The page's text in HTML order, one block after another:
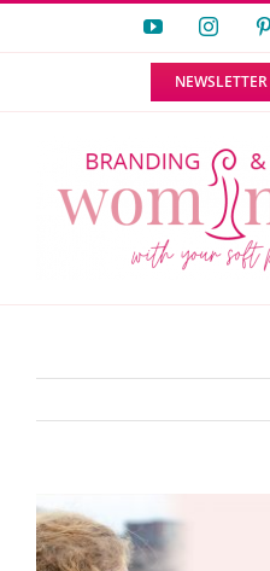
YouTube
NEWSLETTER
Zeige
grösseres